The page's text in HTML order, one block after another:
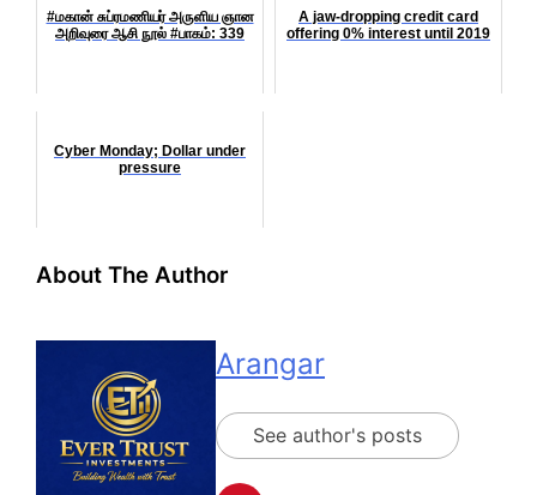
#மகான் சுப்ரமணியர் அருளிய ஞான
அறிவுரை ஆசி நூல் #பாகம்: 339
A jaw-dropping credit card
offering 0% interest until 2019
Cyber Monday; Dollar under
pressure
About The Author
Arangar
See author's posts